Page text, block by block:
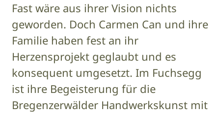
Fast wäre aus ihrer Vision nichts
geworden. Doch Carmen Can und ihre
Familie haben fest an ihr
Herzensprojekt geglaubt und es
konsequent umgesetzt. Im Fuchsegg
ist ihre Begeisterung für die
Bregenzerwälder Handwerkskunst mit